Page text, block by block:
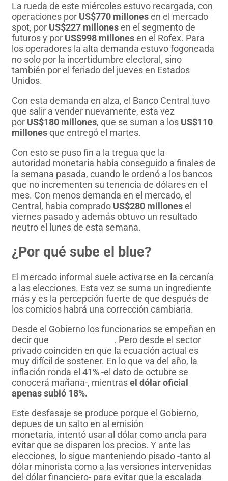
La rueda de este miércoles estuvo recargada, con
operaciones por US$770 millonesen el mercado
spot, por US$227 millonesen el segmento de
futuros y por US$998 millonesen el Rofex. Para
los operadores la alta demanda estuvo fogoneada
no solo por la incertidumbre electoral, sino
también por el feriado del jueves en Estados
Unidos.
Con esta demanda en alza, el Banco Central tuvo
que salir a vender nuevamente, esta vez
por US$180 millones, que se suman a los US$110
millonesque entregó el martes.
Con esto se puso fin a la tregua que la
autoridad monetaria había conseguido a finales de
la semana pasada, cuando le ordenó a los bancos
que no incrementen su tenencia de dólares en el
mes. Con menos demanda en el mercado, el
Central, habia comprado US$280 millonesel
viernes pasado y además obtuvo un resultado
neutro el lunes de esta semana.
¿Por qué sube el blue?
El mercado informal suele activarse en la cercanía
a las elecciones. Esta vez se suma un ingrediente
más y es la percepción fuerte de que después de
los comicios habrá una corrección cambiaria.
Desde el Gobierno los funcionarios se empeñan en
decir que
. Pero desde el sector
privado coinciden en que la ecuación actual es
muy difícil de sostener. En lo que va del año, la
inflación ronda el 41% -el dato de octubre se
conocerá mañana-, mientrasel dólar oficial
apenas subió 18%.​
Este desfasaje se produce porque el Gobierno,
depues de un salto en al emisión
monetaria, intentó usar al dólar como ancla para
evitar que se disparen los precios. Y ante las
elecciones, lo sigue manteniendo pisado -tanto al
dólar minorista como a las versiones intervenidas
del dólar financiero- para evitar que la escalada